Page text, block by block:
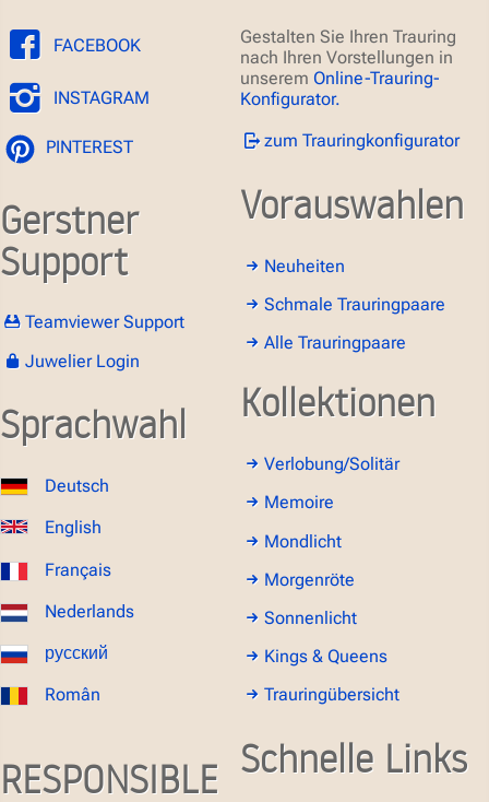
FACEBOOK
INSTAGRAM
PINTEREST
Gerstner
Support
Teamviewer Support
Juwelier Login
Sprachwahl
Deutsch
English
Français
Nederlands
русский
Român
RESPONSIBLE
Gestalten Sie Ihren Trauring
nach Ihren Vorstellungen in
unserem Online-Trauring-
Konfigurator.
zum Trauringkonfigurator
Vorauswahlen
Neuheiten
Schmale Trauringpaare
Alle Trauringpaare
Kollektionen
Verlobung/Solitär
Memoire
Mondlicht
Morgenröte
Sonnenlicht
Kings & Queens
Trauringübersicht
Schnelle Links